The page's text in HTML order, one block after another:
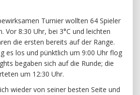
Turnier wollten 64 Spieler
Vor 8:30 Uhr, bei 3°C und leichten
die ersten bereits auf der Range.
es los und pünktlich um 9:00 Uhr flog
begaben sich auf die Runde; die
um 12:30 Uhr.
wieder von seiner besten Seite und